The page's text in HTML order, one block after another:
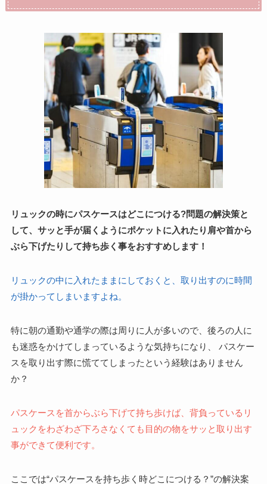
リュックの時にパスケースはどこにつける?問題の解決策と
して、サッと手が届くようにポケットに入れたり 肩や首から
ぶら下げた りして持ち歩く事をおすすめします！
リュックの中に入れたままにしておくと、取り出すのに時間
が掛かってしまいますよね。
特に朝の通勤や通学の際は周りに人が多いので、後ろの人に
も迷惑をかけてしまっているような気持ちになり、 パスケー
スを取り出す際に慌ててしまったという経験はありません
か？
パスケースを首からぶら下げて持ち歩けば、背負っているリ
ュックをわざわざ下ろさなくても目的の物をサッと取り出す
事ができて便利です。
ここでは“パスケースを持ち歩く時どこにつける？”の解決案